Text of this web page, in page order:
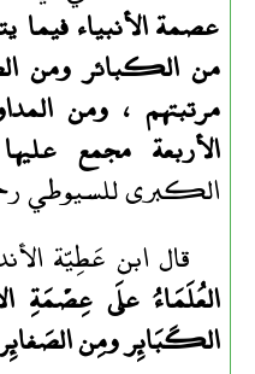
عصمة الأنبياء فيما
من الكبائر ومن
مرتبتهم ، ومن
الأربعة مجمع عليها
الكبرى للسيوطي
قال ابن عَطِيّة
العُلَمَاءُ علَى عِصْمَةِ
الكَبَائِر ومِن